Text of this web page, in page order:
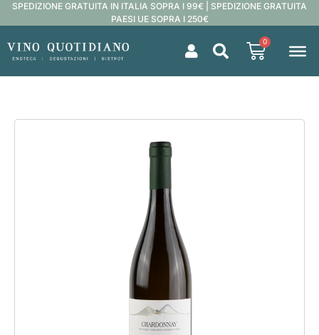
SPEDIZIONE GRATUITA IN ITALIA SOPRA I 99€ | SPEDIZIONE GRATUITA
PAESI UE SOPRA I 250€
0